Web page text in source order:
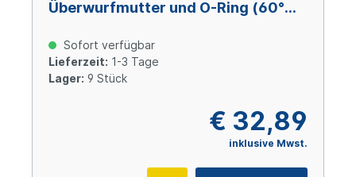
Überwurfmutter und O-Ring (60°
Sofort verfügbar
Lieferzeit: 1-3 Tage
Lager: 9 Stück
€ 32,89
inklusive Mwst.